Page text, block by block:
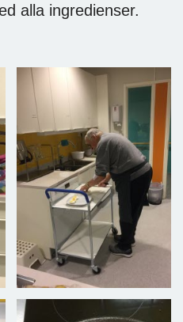
alla ingredienser.